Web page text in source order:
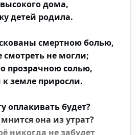
дома,
детей родила.
смертною болью,
смотреть не могли;
прозрачною солью,
земле приросли.
оплакивать будет?
она из утрат?
никогда не забудет